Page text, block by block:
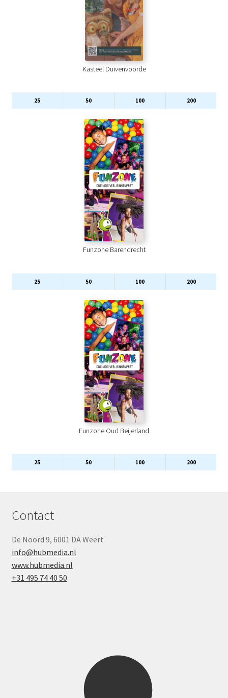
Kasteel Duivenvoorde
25 50 100 200
Funzone Barendrecht
25 50 100 200
Funzone Oud Beijerland
25 50 100 200
Contact
De Noord 9, 6001 DA Weert
info@hubmedia.nl
www.hubmedia.nl
+31 495 74 40 50